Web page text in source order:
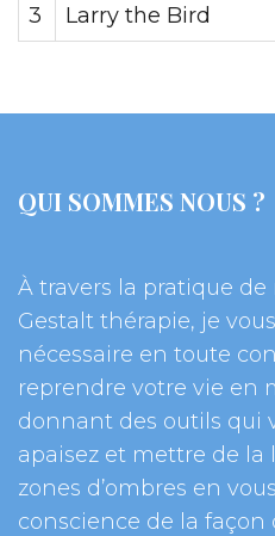
3
Larry the Bird
QUI SOMMES NOUS ?
À travers la pratique
Gestalt thérapie, je
nécessaire en toute
reprendre votre vie en
donnant des outils qui
apaisez et mettre de la
zones d’ombres en
conscience de la